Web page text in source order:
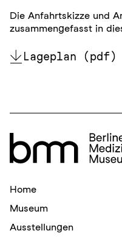
Die Anfahrtskizze und
zusammengefasst in
Lageplan (pdf)
Home
Museum
Ausstellungen